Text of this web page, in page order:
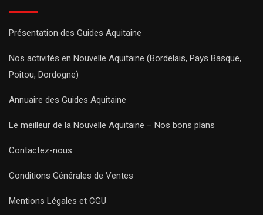
Présentation des Guides Aquitaine
Nos activités en Nouvelle Aquitaine (Bordelais, Pays Basque,
Poitou, Dordogne)
Annuaire des Guides Aquitaine
Le meilleur de la Nouvelle Aquitaine – Nos bons plans
Contactez-nous
Conditions Générales de Ventes
Mentions Légales et CGU